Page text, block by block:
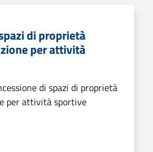
di proprietà
per attività
di spazi di proprietà
per attività sportive